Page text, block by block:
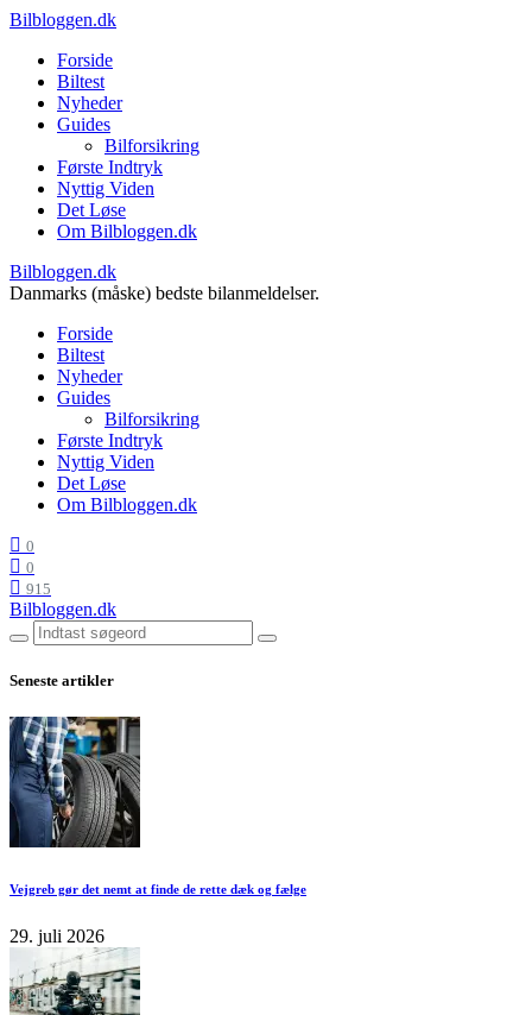
Bilbloggen.dk
Forside
Biltest
Nyheder
Guides
Bilforsikring
Første Indtryk
Nyttig Viden
Det Løse
Om Bilbloggen.dk
Bilbloggen.dk
Danmarks (måske) bedste bilanmeldelser.
Forside
Biltest
Nyheder
Guides
Bilforsikring
Første Indtryk
Nyttig Viden
Det Løse
Om Bilbloggen.dk
0
0
915
Bilbloggen.dk
Seneste artikler
Vejgreb gør det nemt at finde de rette dæk og fælge
29. juli 2026